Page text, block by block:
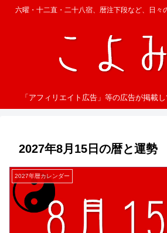
六曜・十二直・二十八宿、暦注下段など、日々
「アフィリエイト広告」等の広告が掲載
2027年8月15日の暦と運勢
2027年暦カレンダー